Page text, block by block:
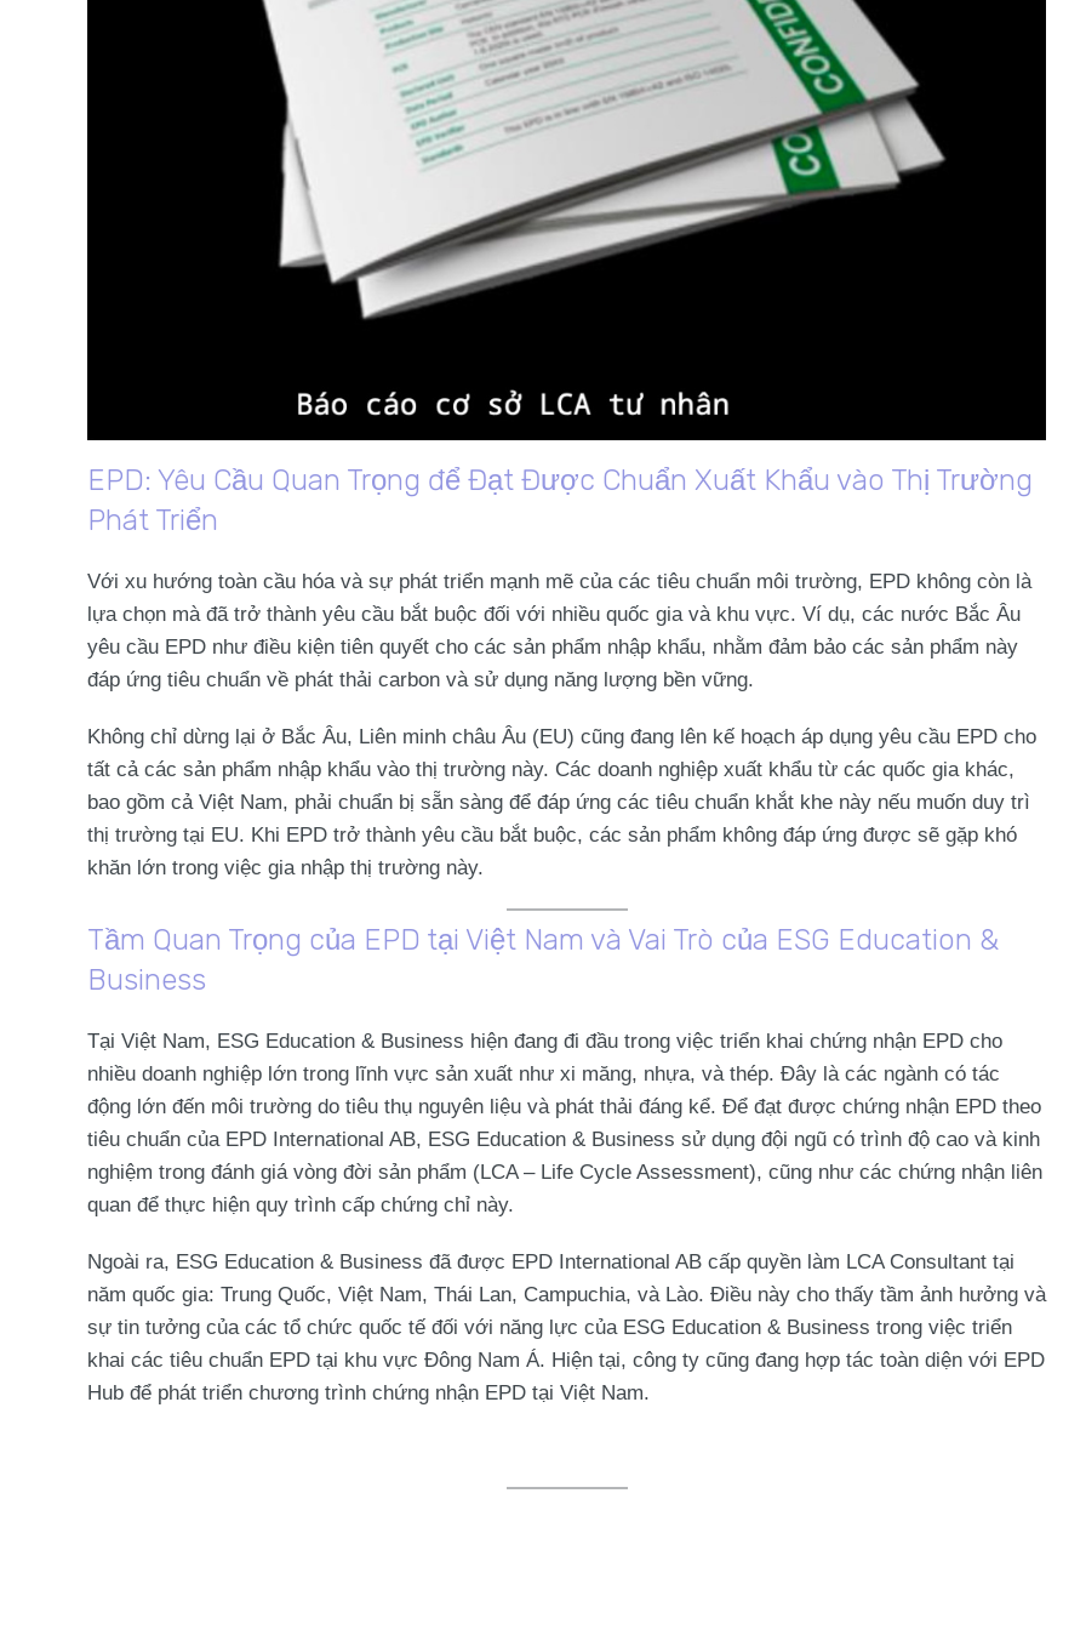
EPD: Yêu Cầu Quan Trọng để Đạt Được Chuẩn Xuất Khẩu vào Thị Trường
Phát Triển
Với xu hướng toàn cầu hóa và sự phát triển mạnh mẽ của các tiêu chuẩn môi trường, EPD không còn là
lựa chọn mà đã trở thành yêu cầu bắt buộc đối với nhiều quốc gia và khu vực. Ví dụ, các nước Bắc Âu
yêu cầu EPD như điều kiện tiên quyết cho các sản phẩm nhập khẩu, nhằm đảm bảo các sản phẩm này
đáp ứng tiêu chuẩn về phát thải carbon và sử dụng năng lượng bền vững.
Không chỉ dừng lại ở Bắc Âu, Liên minh châu Âu (EU) cũng đang lên kế hoạch áp dụng yêu cầu EPD cho
tất cả các sản phẩm nhập khẩu vào thị trường này. Các doanh nghiệp xuất khẩu từ các quốc gia khác,
bao gồm cả Việt Nam, phải chuẩn bị sẵn sàng để đáp ứng các tiêu chuẩn khắt khe này nếu muốn duy trì
thị trường tại EU. Khi EPD trở thành yêu cầu bắt buộc, các sản phẩm không đáp ứng được sẽ gặp khó
khăn lớn trong việc gia nhập thị trường này.
Tầm Quan Trọng của EPD tại Việt Nam và Vai Trò của ESG Education &
Business
Tại Việt Nam, ESG Education & Business hiện đang đi đầu trong việc triển khai chứng nhận EPD cho
nhiều doanh nghiệp lớn trong lĩnh vực sản xuất như xi măng, nhựa, và thép. Đây là các ngành có tác
động lớn đến môi trường do tiêu thụ nguyên liệu và phát thải đáng kể. Để đạt được chứng nhận EPD theo
tiêu chuẩn của EPD International AB, ESG Education & Business sử dụng đội ngũ có trình độ cao và kinh
nghiệm trong đánh giá vòng đời sản phẩm (LCA – Life Cycle Assessment), cũng như các chứng nhận liên
quan để thực hiện quy trình cấp chứng chỉ này.
Ngoài ra, ESG Education & Business đã được EPD International AB cấp quyền làm LCA Consultant tại
năm quốc gia: Trung Quốc, Việt Nam, Thái Lan, Campuchia, và Lào. Điều này cho thấy tầm ảnh hưởng và
sự tin tưởng của các tổ chức quốc tế đối với năng lực của ESG Education & Business trong việc triển
khai các tiêu chuẩn EPD tại khu vực Đông Nam Á. Hiện tại, công ty cũng đang hợp tác toàn diện với EPD
Hub để phát triển chương trình chứng nhận EPD tại Việt Nam.